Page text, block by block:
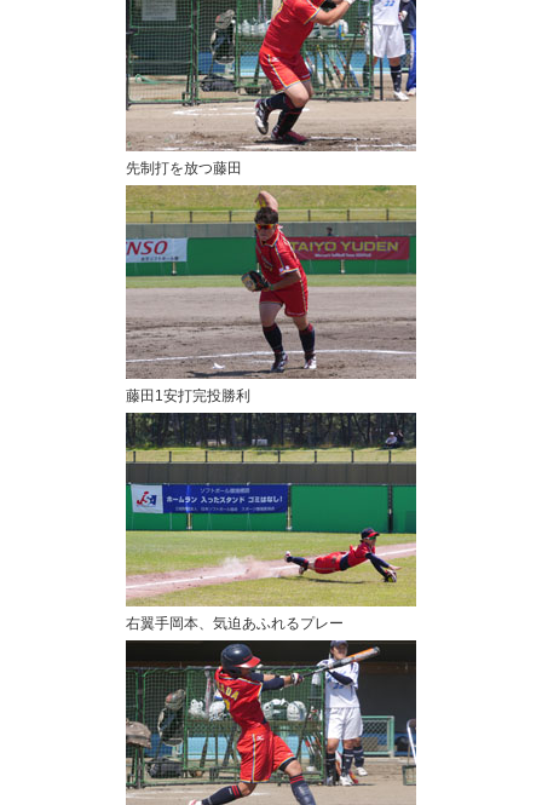
先制打を放つ藤田
藤田1安打完投勝利
右翼手岡本、気迫あふれるプレー